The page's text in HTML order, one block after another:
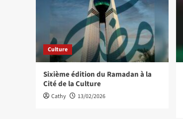
Culture
Sixième édition du Ramadan à la
Cité de la Culture
Cathy 13/02/2026